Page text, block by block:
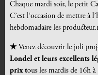
Chaque mardi soir, le petit
C’est l’occasion de mettre à
hebdomadaire les
★ Venez découvrir le joli
Londel et leurs excellents
prix tous les mardis de 16h